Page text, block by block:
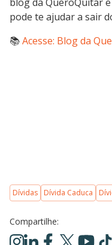
pode te ajudar a sair
📚Acesse: Blog da
Dívidas Dívida Caduca
Compartilhe: